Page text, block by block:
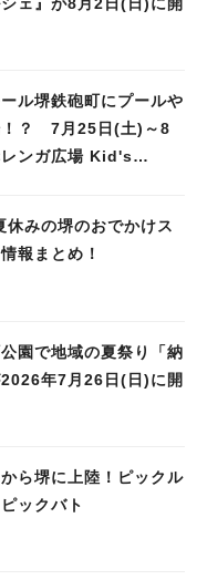
ェ』が8月2日(日)に開
ール堺鉄砲町にプールや
！？ 7月25日(土)～8
ンガ広場 Kid's
休みの堺のおでかけス
報まとめ！
公園で地域の夏祭り「納
年7月26日(日)に開
から堺に上陸！ピックル
ックバト